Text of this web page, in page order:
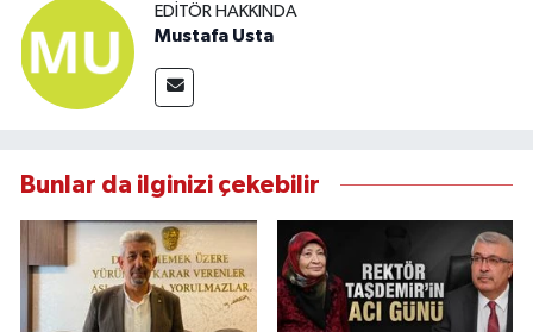
EDITÖR HAKKINDA
Mustafa Usta
Bunlar da ilginizi çekebilir